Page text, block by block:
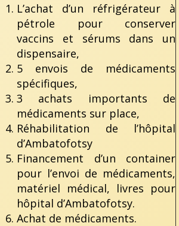
L’achat d’un réfrigérateur à
pétrole pour conserver
vaccins et sérums dans un
dispensaire,
5 envois de médicaments
spécifiques,
3 achats importants de
médicaments sur place,
Réhabilitation de l’hôpital
d’Ambatofotsy
Financement d’un container
pour l’envoi de médicaments,
matériel médical, livres pour
hôpital d’Ambatofotsy.
Achat de médicaments.